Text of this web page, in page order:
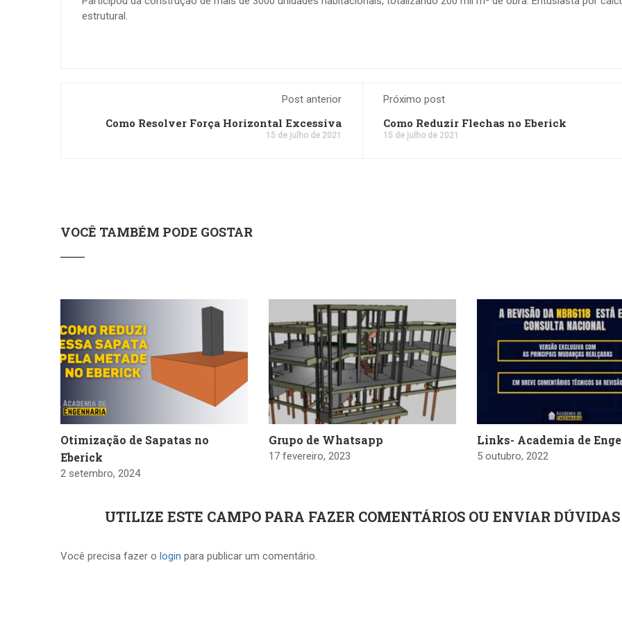
estrutural.
Post anterior
Como Resolver Força Horizontal Excessiva
15 de julho de 2021
Próximo post
Como Reduzir Flechas no Eberick
15 de julho de 2021
VOCÊ TAMBÉM PODE GOSTAR
Otimização de Sapatas no
Eberick
2 setembro, 2024
Grupo de Whatsapp
17 fevereiro, 2023
Links- Academia de
5 outubro, 2022
UTILIZE ESTE CAMPO PARA FAZER COMENTÁRIOS OU ENVIAR DÚVIDAS
Você precisa fazer o login para publicar um comentário.